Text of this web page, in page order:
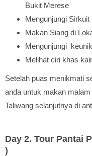
Bukit Merese
Mengunjungi
Makan Siang di
Mengunjungi
Melihat ciri khas
Setelah puas menikmati
anda untuk makan
Taliwang selanjutnya di
Day 2. Tour Pantai
)